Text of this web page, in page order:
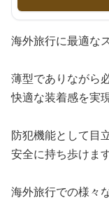
海外旅行に最適な
薄型でありながら
快適な装着感を実
防犯機能として目
安全に持ち歩けます
海外旅行での様々